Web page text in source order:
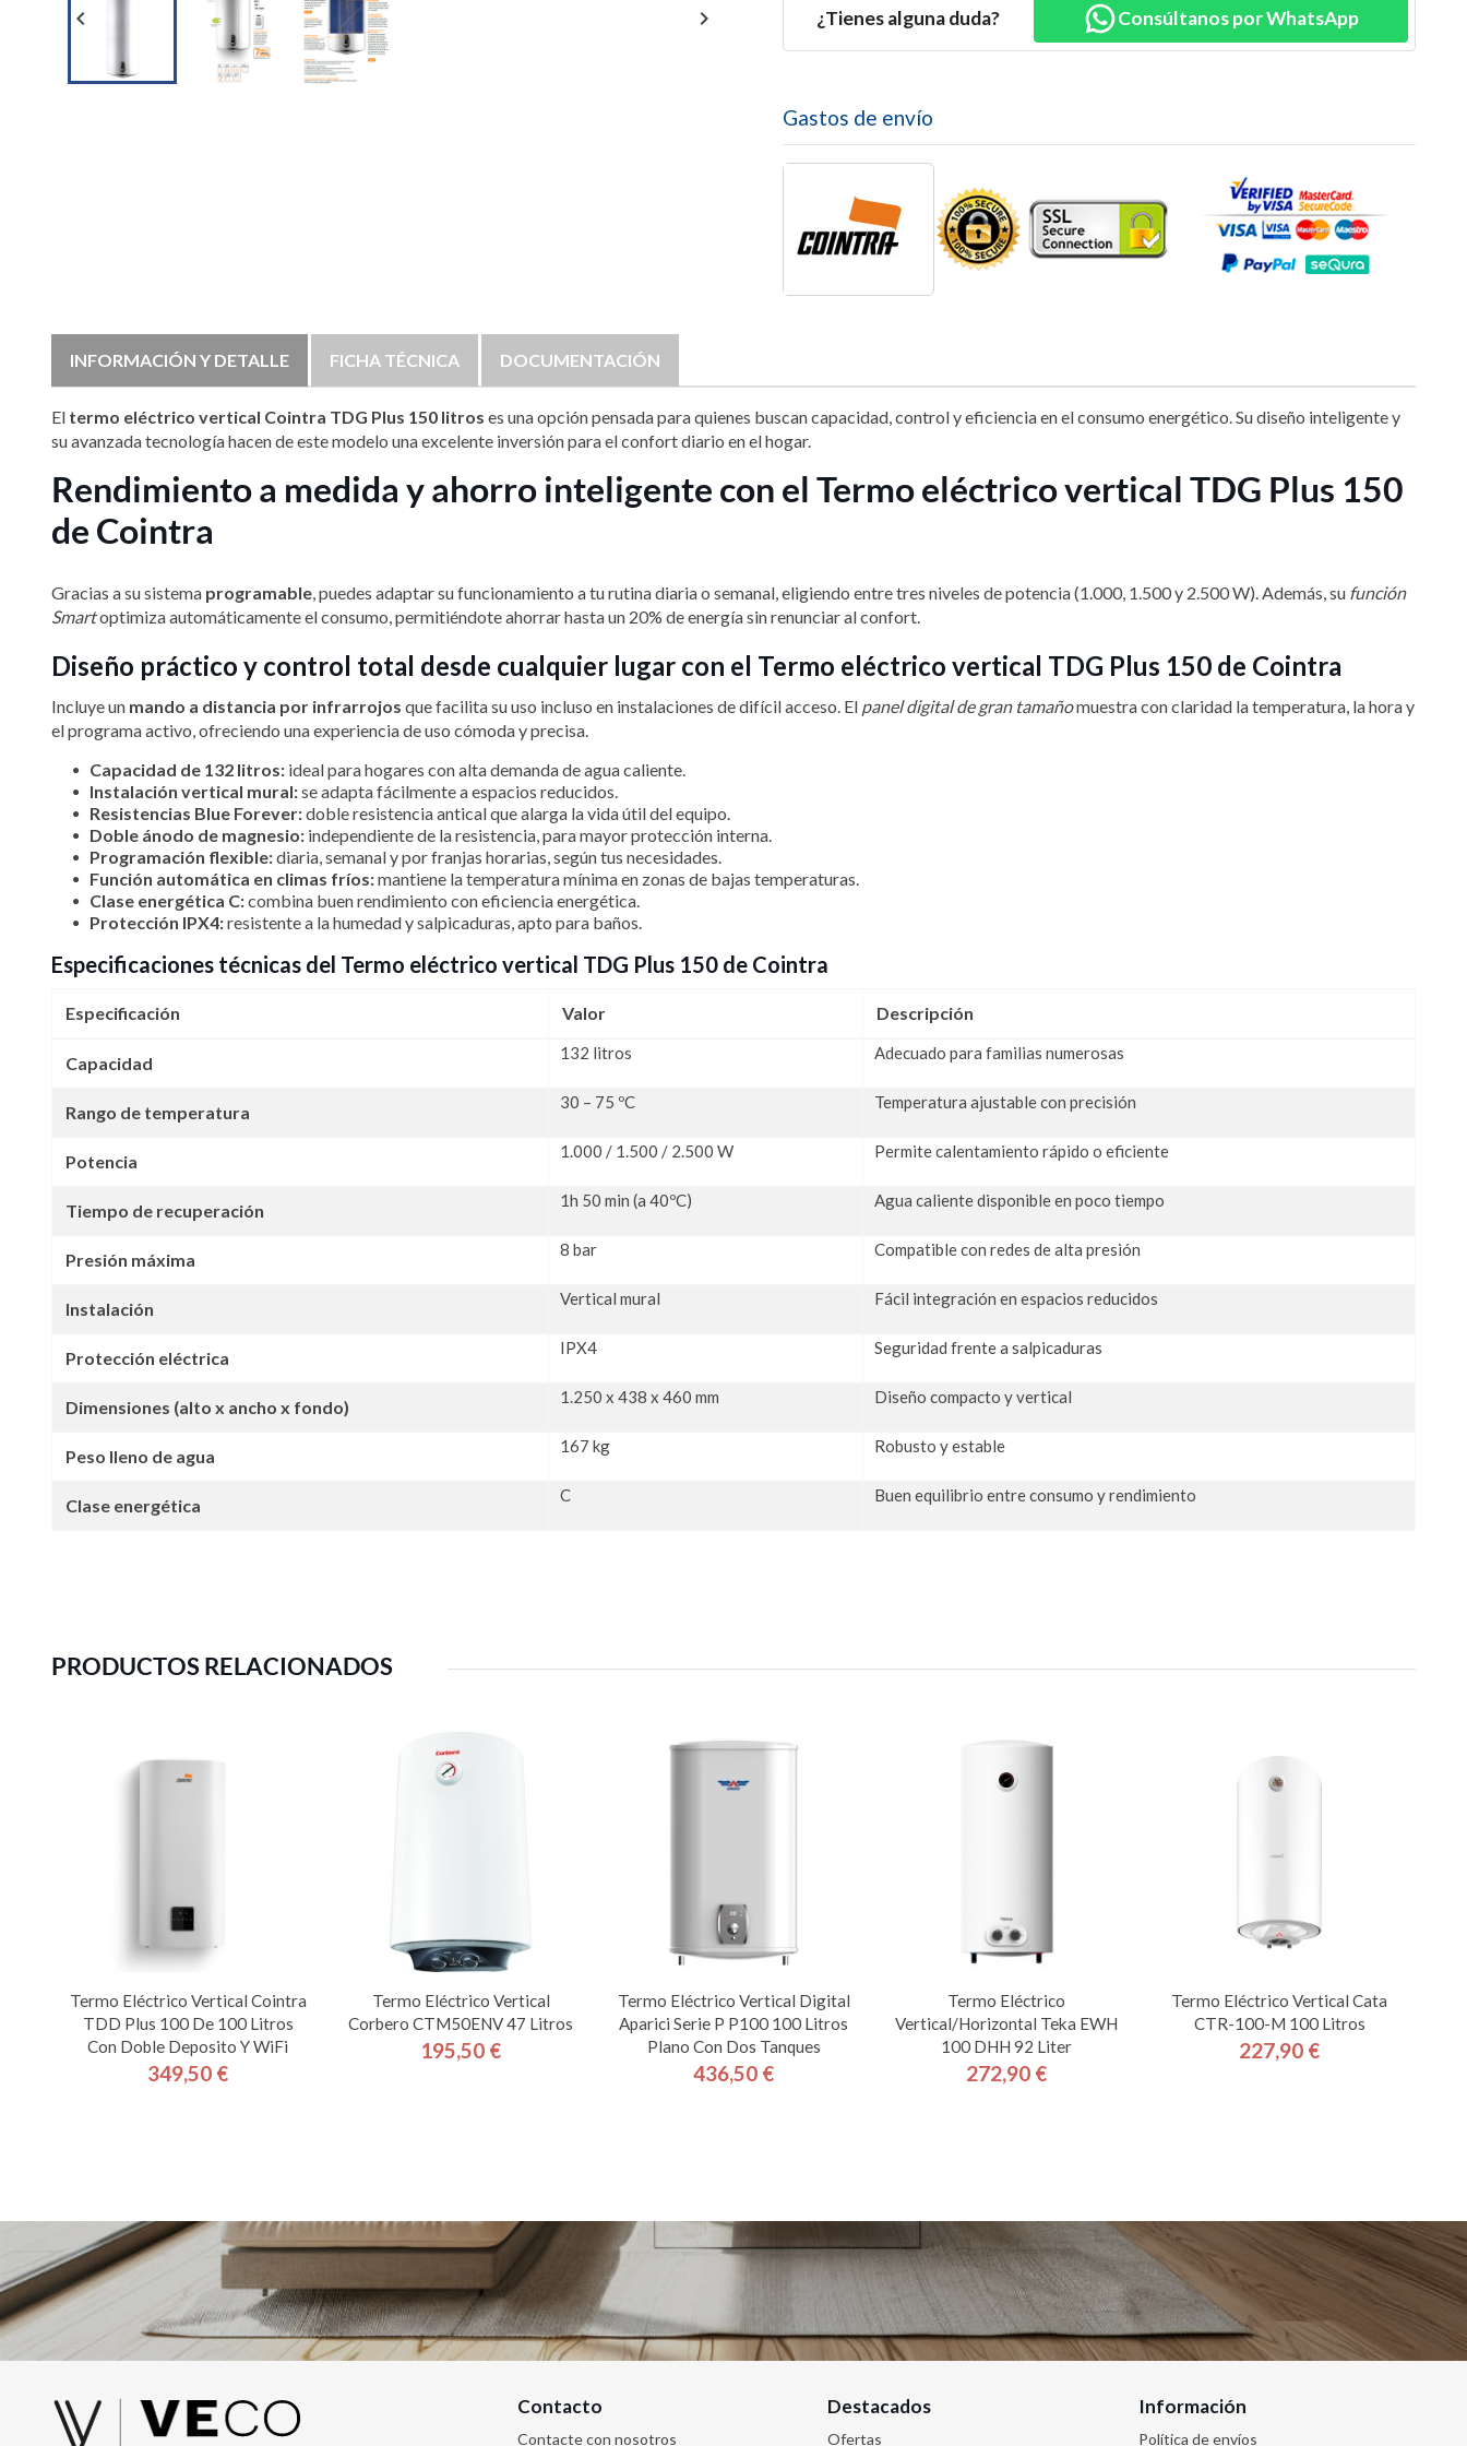
  ¿Tienes alguna duda? Consúltanos por WhatsApp
Gastos de envío
INFORMACIÓN Y DETALLE FICHA TÉCNICA DOCUMENTACIÓN
El termo eléctrico vertical Cointra TDG Plus 150 litros es una opción pensada para quienes buscan capacidad, control y eficiencia en el consumo energético. Su diseño inteligente y
su avanzada tecnología hacen de este modelo una excelente inversión para el confort diario en el hogar.
Rendimiento a medida y ahorro inteligente con el Termo eléctrico vertical TDG Plus 150
de Cointra
Gracias a su sistema programable, puedes adaptar su funcionamiento a tu rutina diaria o semanal, eligiendo entre tres niveles de potencia (1.000, 1.500 y 2.500 W). Además, su función
Smartoptimiza automáticamente el consumo, permitiéndote ahorrar hasta un 20% de energía sin renunciar al confort.
Diseño práctico y control total desde cualquier lugar con el Termo eléctrico vertical TDG Plus 150 de Cointra
Incluye un mando a distancia por infrarrojos que facilita su uso incluso en instalaciones de difícil acceso. El panel digital de gran tamañomuestra con claridad la temperatura, la hora y
el programa activo, ofreciendo una experiencia de uso cómoda y precisa.
Capacidad de 132 litros: ideal para hogares con alta demanda de agua caliente.
Instalación vertical mural:se adapta fácilmente a espacios reducidos.
Resistencias Blue Forever:doble resistencia antical que alarga la vida útil del equipo.
Doble ánodo de magnesio: independiente de la resistencia, para mayor protección interna.
Programación flexible:diaria, semanal y por franjas horarias, según tus necesidades.
Función automática en climas fríos:mantiene la temperatura mínima en zonas de bajas temperaturas.
Clase energética C:combina buen rendimiento con eficiencia energética.
Protección IPX4:resistente a la humedad y salpicaduras, apto para baños.
Especificaciones técnicas del Termo eléctrico vertical TDG Plus 150 de Cointra
Especificación Valor Descripción
Capacidad 132 litros Adecuado para familias numerosas
Rango de temperatura 30 – 75 ºC Temperatura ajustable con precisión
Potencia 1.000 / 1.500 / 2.500 W Permite calentamiento rápido o eficiente
Tiempo de recuperación 1h 50 min (a 40ºC) Agua caliente disponible en poco tiempo
Presión máxima 8 bar Compatible con redes de alta presión
Instalación Vertical mural Fácil integración en espacios reducidos
Protección eléctrica IPX4 Seguridad frente a salpicaduras
Dimensiones (alto x ancho x fondo) 1.250 x 438 x 460 mm Diseño compacto y vertical
Peso lleno de agua 167 kg Robusto y estable
Clase energética C Buen equilibrio entre consumo y rendimiento
PRODUCTOS RELACIONADOS
Termo Eléctrico Vertical Cointra
TDD Plus 100 De 100 Litros
Con Doble Deposito Y WiFi
Precio
349,50 €
Termo Eléctrico Vertical
Corbero CTM50ENV 47 Litros
Precio
195,50 €
Termo Eléctrico Vertical Digital
Aparici Serie P P100 100 Litros
Plano Con Dos Tanques
Precio
436,50 €
Termo Eléctrico
Vertical/Horizontal Teka EWH
100 DHH 92 Liter
Precio
272,90 €
Termo Eléctrico Vertical Cata
CTR-100-M 100 Litros
Precio
227,90 €
Contacto
Contacte con nosotros
Destacados
Ofertas
Información
Política de envíos